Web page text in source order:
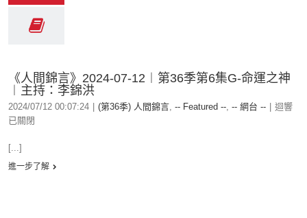
《人間錦言》2024-07-12︱第36季第6集G-命運之神
︱主持：李錦洪
2024/07/12 00:07:24 (第36季) 人間錦言, -- Featured --, -- 網台 --
迴響
已關閉
[...]
進一步了解